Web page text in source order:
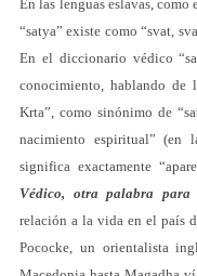
En las lenguas eslavas,
“satya” existe como “svat,
En el diccionario védico
conocimiento, hablando de
Krta”, como sinónimo de
nacimiento espiritual” (en
significa exactamente
Védico, otra palabra para
relación a la vida en el país
Pococke, un orientalista